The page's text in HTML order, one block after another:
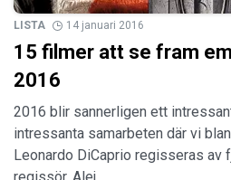
LISTA 14 januari 2016
15 filmer att se fram
2016
2016 blir sannerligen ett
intressanta samarbeten där vi
Leonardo DiCaprio regisseras av